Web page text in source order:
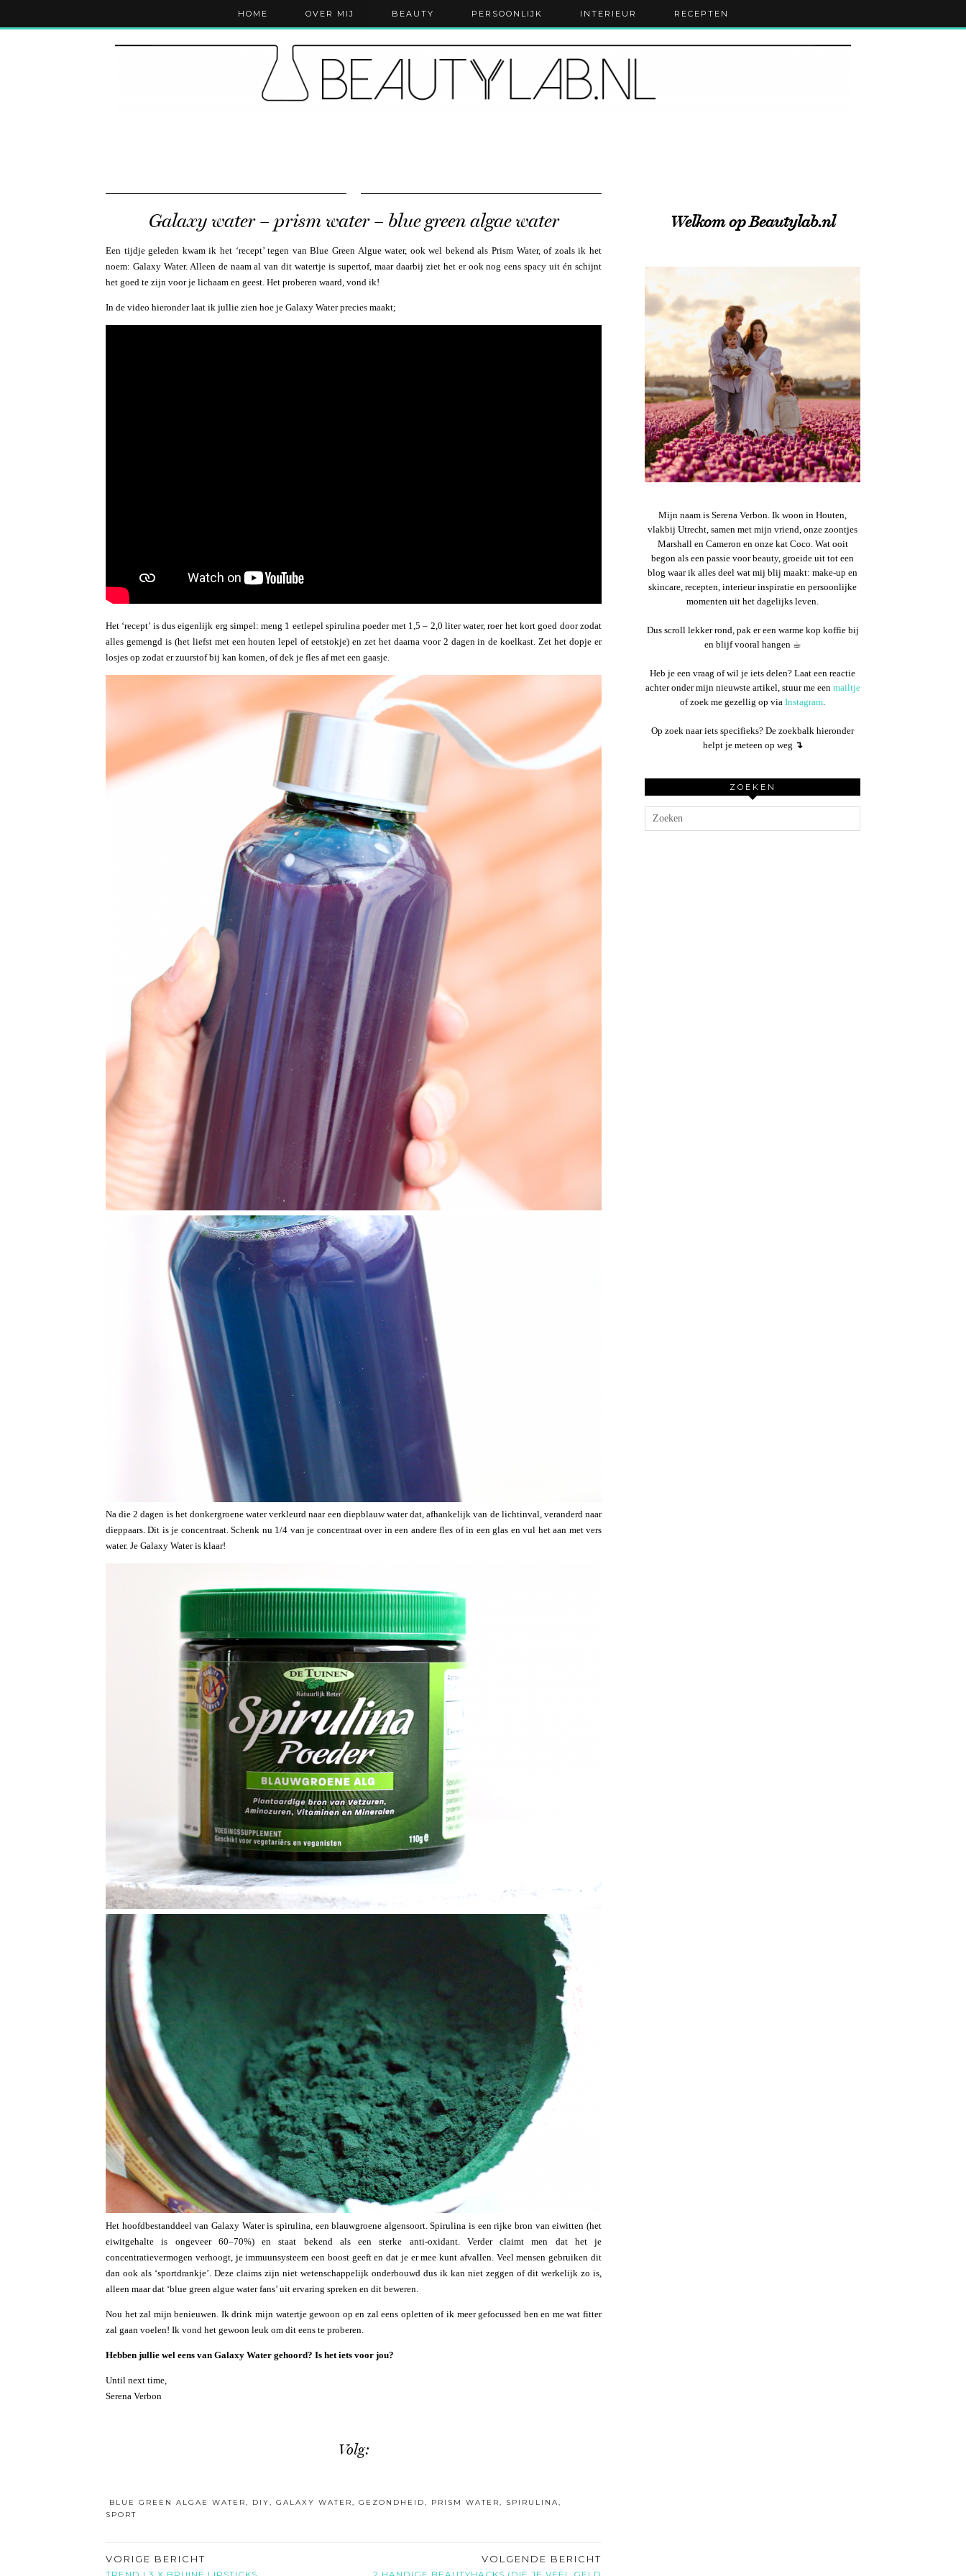
HOME OVER MIJ BEAUTY PERSOONLIJK INTERIEUR RECEPTEN
Galaxy water – prism water – blue green algae water
Een tijdje geleden kwam ik het ‘recept’ tegen van Blue Green Algue water, ook wel bekend als Prism Water, of zoals ik het
noem: Galaxy Water. Alleen de naam al van dit watertje is supertof, maar daarbij ziet het er ook nog eens spacy uit én schijnt
het goed te zijn voor je lichaam en geest. Het proberen waard, vond ik!
In de video hieronder laat ik jullie zien hoe je Galaxy Water precies maakt;
Het ‘recept’ is dus eigenlijk erg simpel: meng 1 eetlepel spirulina poeder met 1,5 – 2,0 liter water, roer het kort goed door zodat
alles gemengd is (het liefst met een houten lepel of eetstokje) en zet het daarna voor 2 dagen in de koelkast. Zet het dopje er
losjes op zodat er zuurstof bij kan komen, of dek je fles af met een gaasje.
Na die 2 dagen is het donkergroene water verkleurd naar een diepblauw water dat, afhankelijk van de lichtinval, veranderd naar
dieppaars. Dit is je concentraat. Schenk nu 1/4 van je concentraat over in een andere fles of in een glas en vul het aan met vers
water. Je Galaxy Water is klaar!
Het hoofdbestanddeel van Galaxy Water is spirulina, een blauwgroene algensoort. Spirulina is een rijke bron van eiwitten (het
eiwitgehalte is ongeveer 60–70%) en staat bekend als een sterke anti-oxidant. Verder claimt men dat het je
concentratievermogen verhoogt, je immuunsysteem een boost geeft en dat je er mee kunt afvallen. Veel mensen gebruiken dit
dan ook als ‘sportdrankje’. Deze claims zijn niet wetenschappelijk onderbouwd dus ik kan niet zeggen of dit werkelijk zo is,
alleen maar dat ‘blue green algue water fans’ uit ervaring spreken en dit beweren.
Nou het zal mijn benieuwen. Ik drink mijn watertje gewoon op en zal eens opletten of ik meer gefocussed ben en me wat fitter
zal gaan voelen! Ik vond het gewoon leuk om dit eens te proberen.
Hebben jullie wel eens van Galaxy Water gehoord? Is het iets voor jou?
Until next time,
Serena Verbon
Volg:
BLUE GREEN ALGAE WATER, DIY, GALAXY WATER, GEZONDHEID, PRISM WATER, SPIRULINA,
SPORT
VORIGE BERICHT VOLGENDE BERICHT
Welkom op Beautylab.nl
Mijn naam is Serena Verbon. Ik woon in Houten,
vlakbij Utrecht, samen met mijn vriend, onze zoontjes
Marshall en Cameron en onze kat Coco. Wat ooit
begon als een passie voor beauty, groeide uit tot een
blog waar ik alles deel wat mij blij maakt: make-up en
skincare, recepten, interieur inspiratie en persoonlijke
momenten uit het dagelijks leven.
Dus scroll lekker rond, pak er een warme kop koffie bij
en blijf vooral hangen ☕︎
Heb je een vraag of wil je iets delen? Laat een reactie
achter onder mijn nieuwste artikel, stuur me een mailtje
of zoek me gezellig op via Instagram.
Op zoek naar iets specifieks? De zoekbalk hieronder
helpt je meteen op weg ↴
ZOEKEN